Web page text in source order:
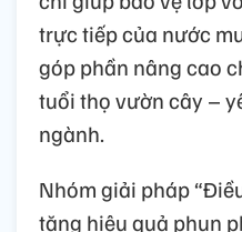
trực tiếp của nước
góp phần nâng cao
tuổi thọ vườn cây –
ngành.
Nhóm giải pháp
tăng hiệu quả phun